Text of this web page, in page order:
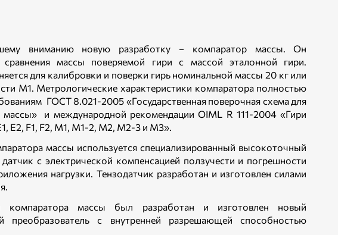
вниманию новую разработку − компаратор массы. Он
сравнения массы поверяемой гири с массой эталонной гири.
для калибровки и поверки гирь номинальной массы 20 кг или
М1. Метрологические характеристики компаратора полностью
ГОСТ 8.021-2005 «Государственная поверочная схема для
массы» и международной рекомендации OIML R 111-2004 «Гири
E2, F1, F2, M1, M1-2, M2, M2-3 и М3».
массы используется специализированный высокоточный
с электрической компенсацией ползучести и погрешности
нагрузки. Тензодатчик разработан и изготовлен силами
массы был разработан и изготовлен новый
преобразователь с внутренней разрешающей способностью